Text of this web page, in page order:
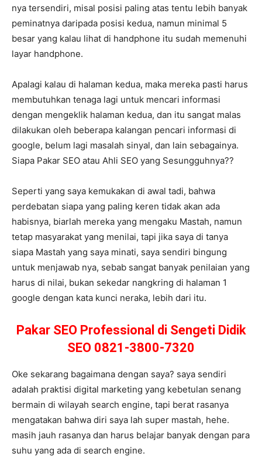
nya tersendiri, misal posisi paling atas tentu lebih banyak
peminatnya daripada posisi kedua, namun minimal 5
besar yang kalau lihat di handphone itu sudah memenuhi
layar handphone.
Apalagi kalau di halaman kedua, maka mereka pasti harus
membutuhkan tenaga lagi untuk mencari informasi
dengan mengeklik halaman kedua, dan itu sangat malas
dilakukan oleh beberapa kalangan pencari informasi di
google, belum lagi masalah sinyal, dan lain sebagainya.
Siapa Pakar SEO atau Ahli SEO yang Sesungguhnya??
Seperti yang saya kemukakan di awal tadi, bahwa
perdebatan siapa yang paling keren tidak akan ada
habisnya, biarlah mereka yang mengaku Mastah, namun
tetap masyarakat yang menilai, tapi jika saya di tanya
siapa Mastah yang saya minati, saya sendiri bingung
untuk menjawab nya, sebab sangat banyak penilaian yang
harus di nilai, bukan sekedar nangkring di halaman 1
google dengan kata kunci neraka, lebih dari itu.
Pakar SEO Professional di Sengeti Didik
SEO 0821-3800-7320
Oke sekarang bagaimana dengan saya? saya sendiri
adalah praktisi digital marketing yang kebetulan senang
bermain di wilayah search engine, tapi berat rasanya
mengatakan bahwa diri saya lah super mastah, hehe.
masih jauh rasanya dan harus belajar banyak dengan para
suhu yang ada di search engine.